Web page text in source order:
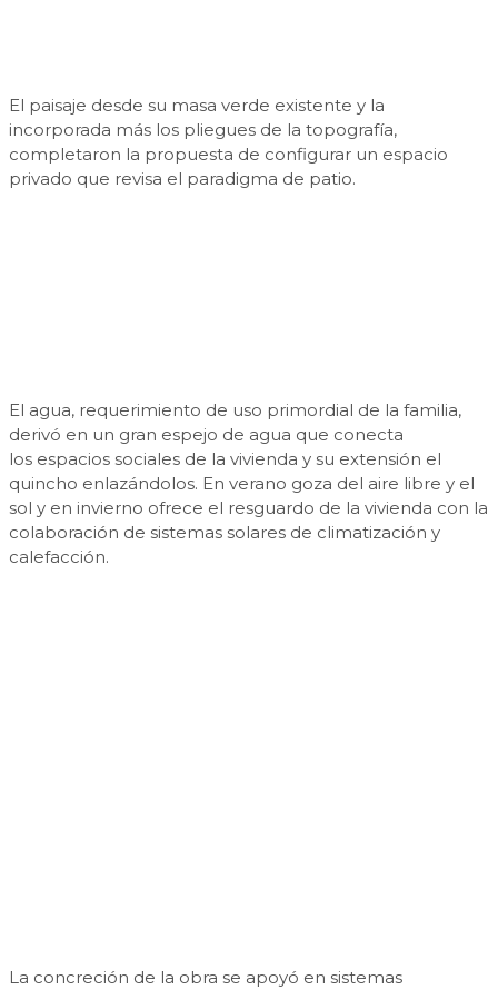
El paisaje desde su masa verde existente y la
incorporada más los pliegues de la topografía,
completaron la propuesta de configurar un espacio
privado que revisa el paradigma de patio.
El agua, requerimiento de uso primordial de la familia,
derivó en un gran espejo de agua que conecta
los espacios sociales de la vivienda y su extensión el
quincho enlazándolos. En verano goza del aire libre y el
sol y en invierno ofrece el resguardo de la vivienda con la
colaboración de sistemas solares de climatización y
calefacción.
La concreción de la obra se apoyó en sistemas